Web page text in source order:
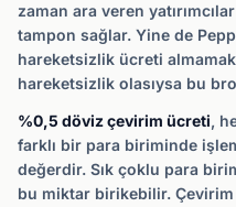
zaman ara veren
tampon sağlar. Yine de
hareketsizlik ücreti
hareketsizlik olasıysa bu
%0,5 döviz çevirim ücreti,
farklı bir para biriminde
değerdir. Sık çoklu para
bu miktar birikebilir.